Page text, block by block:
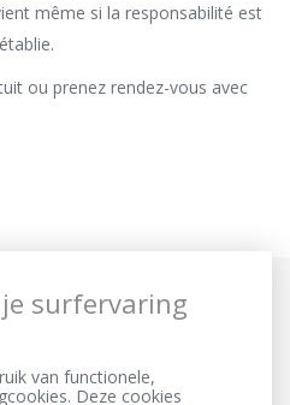
même si la responsabilité est
ou prenez rendez-vous avec
surfervaring
van functionele,
Deze cookies